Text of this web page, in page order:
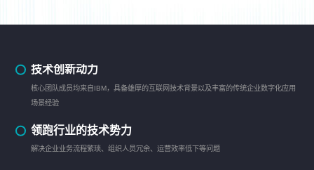
技术创新动力
核心团队成员均来自IBM，具备雄厚的互联网技术背景以及丰富的传统企业数字化应用
场景经验
领跑行业的技术势力
解决企业业务流程繁琐、组织人员冗余、运营效率低下等问题